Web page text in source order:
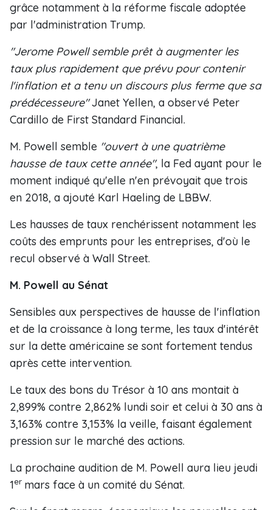
grâce notamment à la réforme fiscale adoptée
par l'administration Trump.
"Jerome Powell semble prêt à augmenter les
taux plus rapidement que prévu pour contenir
l'inflation et a tenu un discours plus ferme que sa
prédécesseure"Janet Yellen, a observé Peter
Cardillo de First Standard Financial.
M. Powell semble "ouvert à une quatrième
hausse de taux cette année", la Fed ayant pour le
moment indiqué qu'elle n'en prévoyait que trois
en 2018, a ajouté Karl Haeling de LBBW.
Les hausses de taux renchérissent notamment les
coûts des emprunts pour les entreprises, d'où le
recul observé à Wall Street.
M. Powell au Sénat
Sensibles aux perspectives de hausse de l'inflation
et de la croissance à long terme, les taux d'intérêt
sur la dette américaine se sont fortement tendus
après cette intervention.
Le taux des bons du Trésor à 10 ans montait à
2,899% contre 2,862% lundi soir et celui à 30 ans à
3,163% contre 3,153% la veille, faisant également
pression sur le marché des actions.
La prochaine audition de M. Powell aura lieu jeudi
1er mars face à un comité du Sénat.